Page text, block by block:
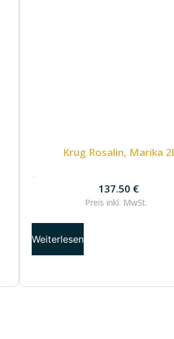
Krug Rosalin, Marika 2l
137.50 €
137.50 €
Preis inkl. MwSt.
Weiterlesen